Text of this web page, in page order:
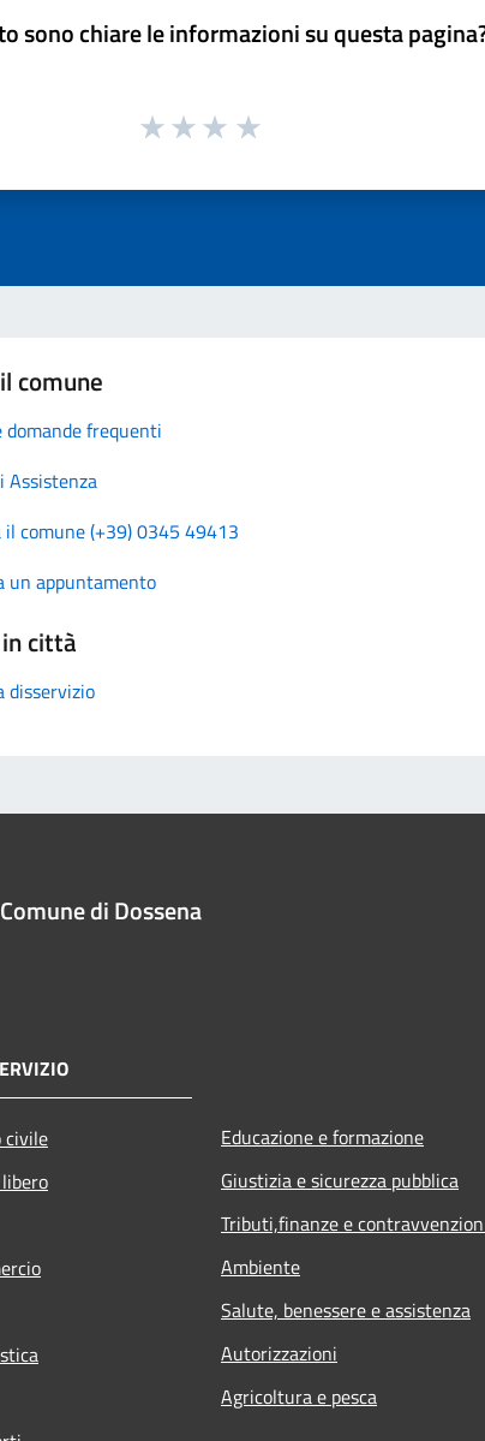
sono chiare le informazioni su questa
comune
domande frequenti
Assistenza
il comune (+39) 0345 49413
un appuntamento
città
disservizio
Comune di Dossena
civile
Educazione e formazione
Giustizia e sicurezza pubblica
Tributi,finanze e
Ambiente
Salute, benessere e assistenza
Autorizzazioni
Agricoltura e pesca